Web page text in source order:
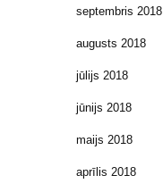
septembris 2018
augusts 2018
jūlijs 2018
jūnijs 2018
maijs 2018
aprīlis 2018